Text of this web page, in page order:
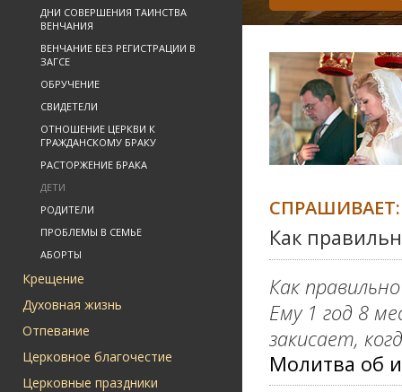
ДНИ СОВЕРШЕНИЯ ТАИНСТВА
ВЕНЧАНИЯ
ВЕНЧАНИЕ БЕЗ РЕГИСТРАЦИИ В
ЗАГСЕ
ОБРУЧЕНИЕ
СВИДЕТЕЛИ
ОТНОШЕНИЕ ЦЕРКВИ К
ГРАЖДАНСКОМУ БРАКУ
РАСТОРЖЕНИЕ БРАКА
ДЕТИ
РОДИТЕЛИ
ПРОБЛЕМЫ В СЕМЬЕ
АБОРТЫ
Крещение
Духовная жизнь
Отпевание
Церковное благочестие
Церковные праздники
СПРАШИВАЕТ:
Как
Как
Ему 1 год 8
закисает,
Молитва об